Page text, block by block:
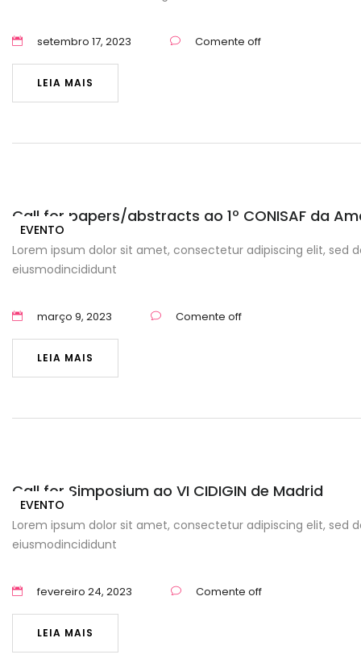
setembro 17, 2023 Comente off
LEIA MAIS
EVENTO
Call for papers/abstracts ao 1º CONISAF da
Lorem ipsum dolor sit amet, consectetur adipiscing elit, sed
eiusmodincididunt
março 9, 2023 Comente off
LEIA MAIS
EVENTO
Call for Simposium ao VI CIDIGIN de Madrid
Lorem ipsum dolor sit amet, consectetur adipiscing elit, sed
eiusmodincididunt
fevereiro 24, 2023 Comente off
LEIA MAIS